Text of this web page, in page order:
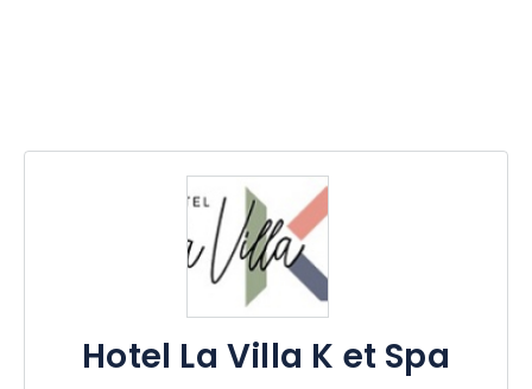
Hotel La Villa K et Spa